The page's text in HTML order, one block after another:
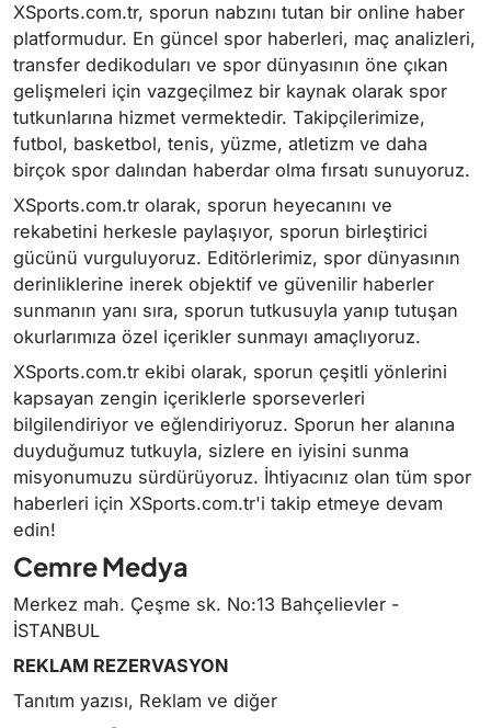
XSports.com.tr, sporun nabzını tutan bir online haber
platformudur. En güncel spor haberleri, maç analizleri,
transfer dedikoduları ve spor dünyasının öne çıkan
gelişmeleri için vazgeçilmez bir kaynak olarak spor
tutkunlarına hizmet vermektedir. Takipçilerimize,
futbol, basketbol, tenis, yüzme, atletizm ve daha
birçok spor dalından haberdar olma fırsatı sunuyoruz.
XSports.com.tr olarak, sporun heyecanını ve
rekabetini herkesle paylaşıyor, sporun birleştirici
gücünü vurguluyoruz. Editörlerimiz, spor dünyasının
derinliklerine inerek objektif ve güvenilir haberler
sunmanın yanı sıra, sporun tutkusuyla yanıp tutuşan
okurlarımıza özel içerikler sunmayı amaçlıyoruz.
XSports.com.tr ekibi olarak, sporun çeşitli yönlerini
kapsayan zengin içeriklerle sporseverleri
bilgilendiriyor ve eğlendiriyoruz. Sporun her alanına
duyduğumuz tutkuyla, sizlere en iyisini sunma
misyonumuzu sürdürüyoruz. İhtiyacınız olan tüm spor
haberleri için XSports.com.tr'i takip etmeye devam
edin!
Cemre Medya
Merkez mah. Çeşme sk. No:13 Bahçelievler -
İSTANBUL
REKLAM REZERVASYON
Tanıtım yazısı, Reklam ve diğer